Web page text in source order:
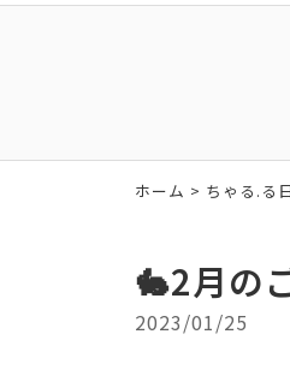
ホーム > ちゃる.る
🐇2月の
2023/01/25